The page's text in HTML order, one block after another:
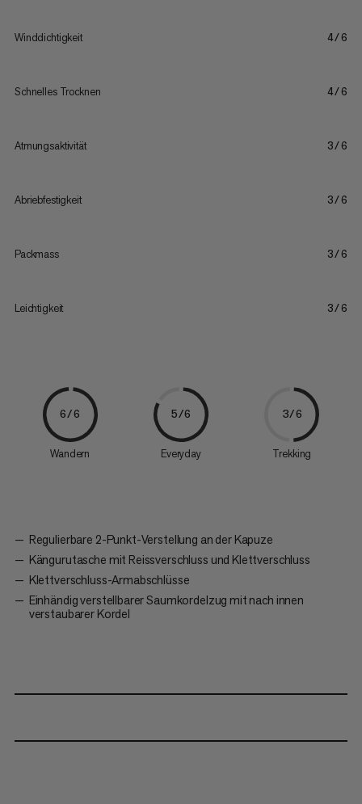
Winddichtigkeit 4/6
Schnelles Trocknen 4/6
Atmungsaktivität 3/6
Abriebfestigkeit 3/6
Packmass 3/6
Leichtigkeit 3/6
6/6
Wandern
5/6
Everyday
3/6
Trekking
Regulierbare 2-Punkt-Verstellung an der Kapuze
Kängurutasche mit Reissverschluss und Klettverschluss
Klettverschluss-Armabschlüsse
Einhändig verstellbarer Saumkordelzug mit nach innen
verstaubarer Kordel